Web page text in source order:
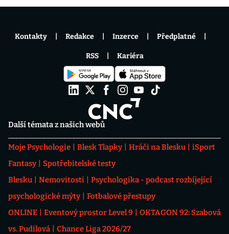
Další témata z našich webů
Moje Psychologie Blesk Tlapky Hráči na Blesku
iSport
Fantasy
Spotřebitelské testy
Blesku
Nemovitosti
Psychologika - podcast rozbíjející
psychologické mýty
Fotbalové přestupy
ONLINE
Eventový prostor Level 9
OKTAGON 92: Szabová
vs. Pudilová
Chance Liga 2026/27
Kontakty Redakce Inzerce Předplatné
RSS Kariéra